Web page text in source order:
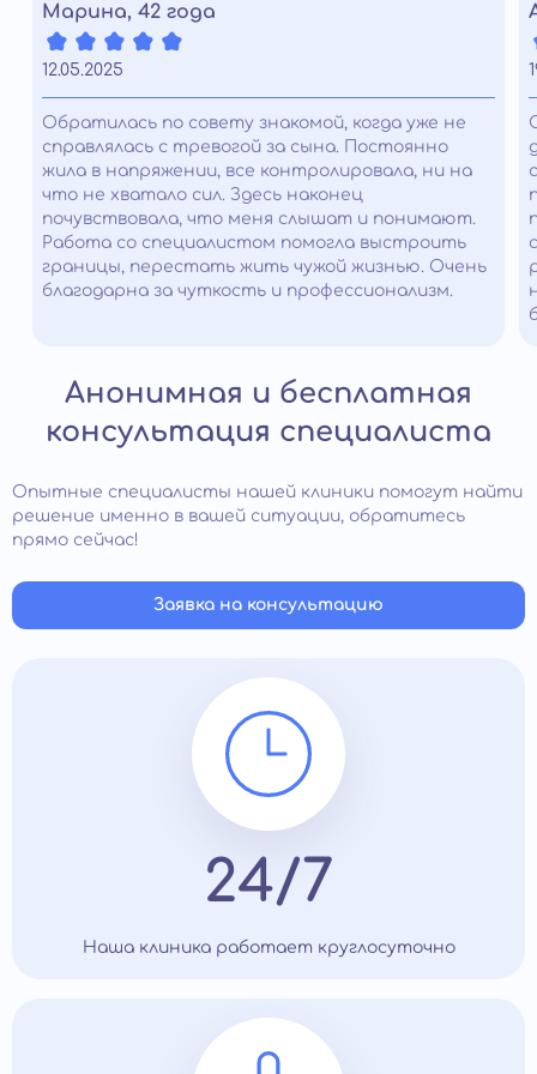
Марина, 42 года
12.05.2025
Обратилась по совету знакомой, когда уже не
справлялась с тревогой за сына. Постоянно
жила в напряжении, все контролировала, ни на
что не хватало сил. Здесь наконец
почувствовала, что меня слышат и понимают.
Работа со специалистом помогла выстроить
границы, перестать жить чужой жизнью. Очень
благодарна за чуткость и профессионализм.
Анонимная и бесплатная
консультация специалиста
Опытные специалисты нашей клиники помогут найти
решение именно в вашей ситуации, обратитесь
прямо сейчас!
Заявка на консультацию
24/7
Наша клиника работает круглосуточно